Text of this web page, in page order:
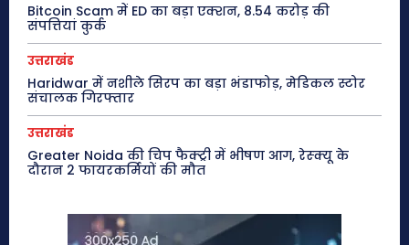
Bitcoin Scam में ED का बड़ा एक्शन, 8.54 करोड़ की
संपत्तियां कुर्क
उत्तराखंड
Haridwar में नशीले सिरप का बड़ा भंडाफोड़, मेडिकल स्टोर
संचालक गिरफ्तार
उत्तराखंड
Greater Noida की चिप फैक्ट्री में भीषण आग, रेस्क्यू के
दौरान 2 फायरकर्मियों की मौत